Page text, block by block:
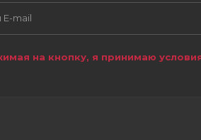
на кнопку, я принимаю